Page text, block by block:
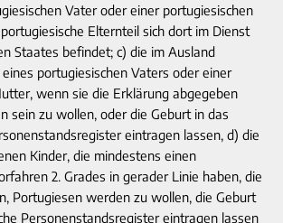
Vater oder einer portugiesischen
Elternteil sich dort im Dienst
Staates befindet; c) die im Ausland
portugiesischen Vaters oder einer
wenn sie die Erklärung abgegeben
sein zu wollen, oder die Geburt in das
eintragen lassen, d) die
Kinder, die mindestens einen
2. Grades in gerader Linie haben, die
Portugiesen werden zu wollen, die Geburt
Personenstandsregister eintragen lassen